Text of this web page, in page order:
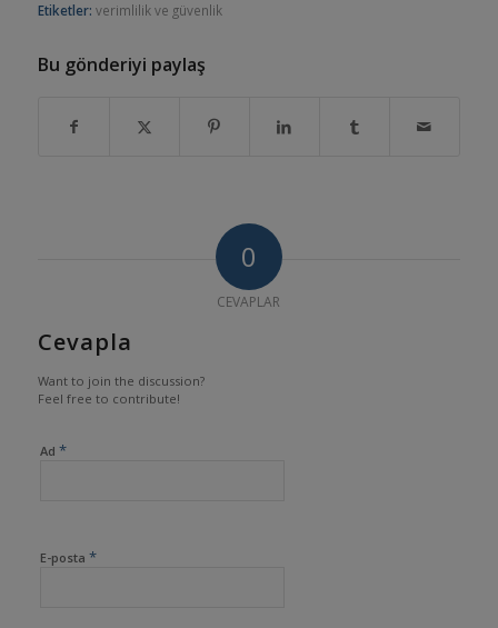
Etiketler: verimlilik ve güvenlik
Bu gönderiyi paylaş
0
CEVAPLAR
Cevapla
Want to join the discussion?
Feel free to contribute!
Ad *
E-posta *